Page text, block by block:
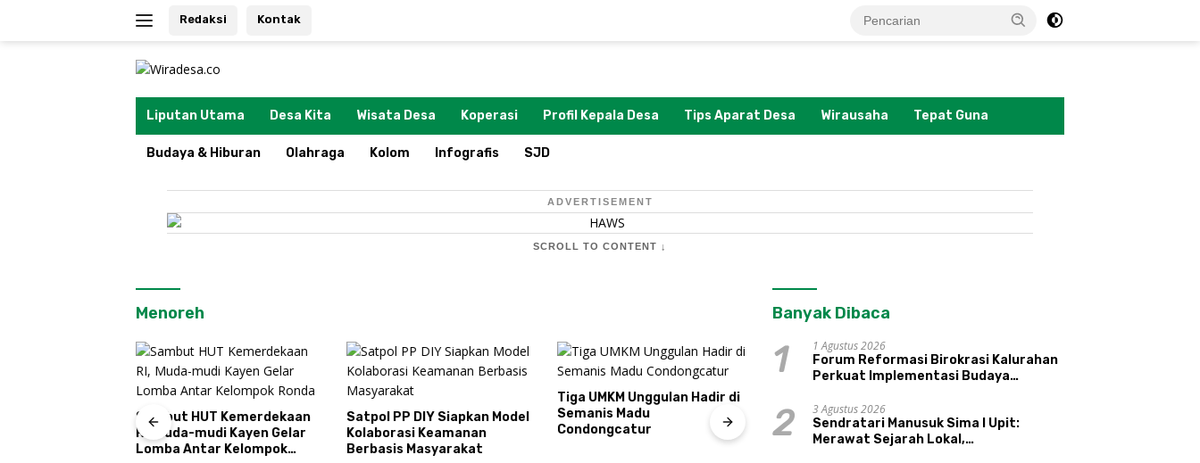
Redaksi Kontak
Liputan Utama Desa Kita Wisata Desa Koperasi Profil Kepala Desa Tips Aparat Desa Wirausaha Tepat Guna
Budaya & Hiburan Olahraga Kolom Infografis SJD
ADVERTISEMENT
SCROLL TO CONTENT ↓
Menoreh
Satpol PP DIY Siapkan Model
Kolaborasi Keamanan
Berbasis Masyarakat
Tiga UMKM Unggulan Hadir di
Semanis Madu
Condongcatur
Banyak Dibaca
1
1 Agustus 2026
Forum Reformasi Birokrasi Kalurahan
Perkuat Implementasi Budaya
Kepamongan DIY
2
3 Agustus 2026
Sendratari Manusuk Sima I Upit:
Merawat Sejarah Lokal,